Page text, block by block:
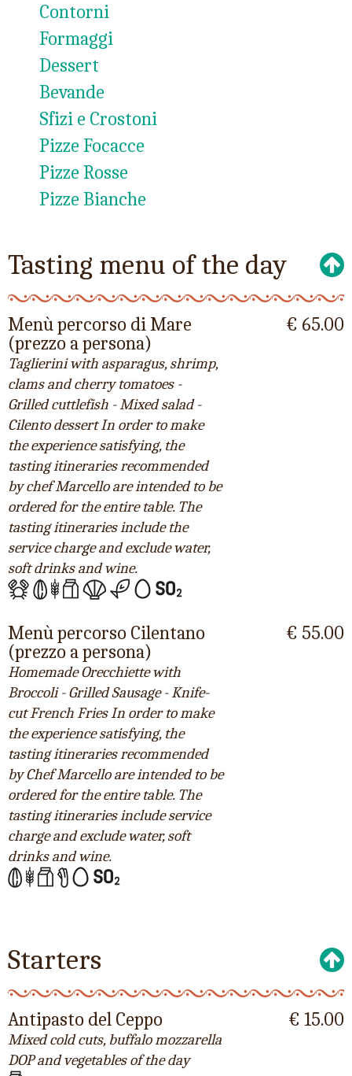
Contorni
Formaggi
Dessert
Bevande
Sfizi e Crostoni
Pizze Focacce
Pizze Rosse
Pizze Bianche
Tasting menu of the day
Menù percorso di Mare
(prezzo a persona)
Taglierini with asparagus, shrimp,
clams and cherry tomatoes -
Grilled cuttlefish - Mixed salad -
Cilento dessert In order to make
the experience satisfying, the
tasting itineraries recommended
by chef Marcello are intended to be
ordered for the entire table. The
tasting itineraries include the
service charge and exclude water,
soft drinks and wine.
€ 65.00
Menù percorso Cilentano
(prezzo a persona)
Homemade Orecchiette with
Broccoli - Grilled Sausage - Knife-
cut French Fries In order to make
the experience satisfying, the
tasting itineraries recommended
by Chef Marcello are intended to be
ordered for the entire table. The
tasting itineraries include service
charge and exclude water, soft
drinks and wine.
€ 55.00
Starters
Antipasto del Ceppo
Mixed cold cuts, buffalo mozzarella
DOP and vegetables of the day
€ 15.00